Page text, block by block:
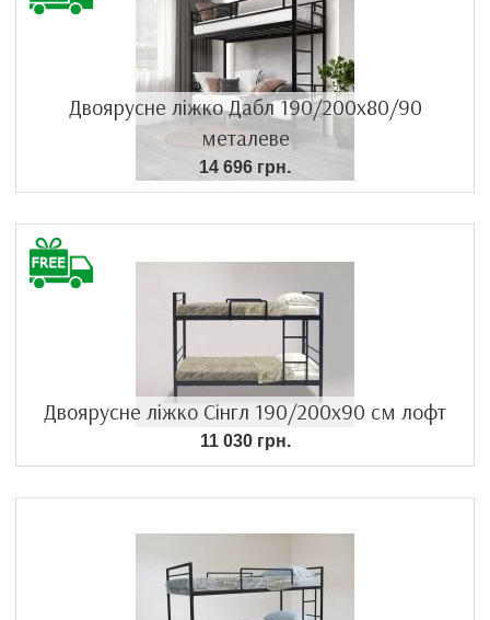
Двоярусне ліжко Дабл 190/200х80/90
металеве
14 696 грн.
Двоярусне ліжко Сінгл 190/200х90 см лофт
11 030 грн.